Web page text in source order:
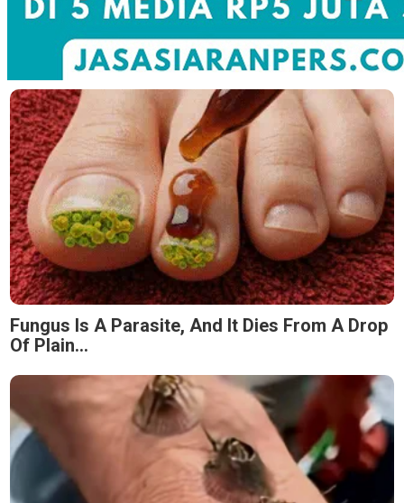
Fungus Is A Parasite, And It Dies From A Drop
Of Plain...